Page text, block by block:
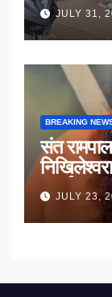
JULY 31,
BREAKING
संत
उठाई मांग
JULY 23,